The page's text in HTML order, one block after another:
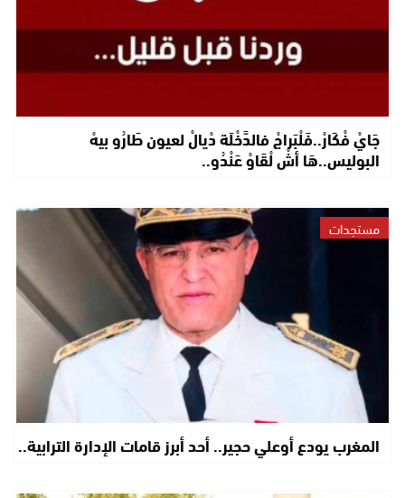
جَايْ فْكَارْ..فَلْبَراجْ فالدَّخْلَة دْيالْ لعيون طَارُو بيهْ
البوليس..هَا أشْ لْقَاوْ عَنْدُو..
مستجدات
المغرب يودع أوعلي حجير.. أحد أبرز قامات الإدارة الترابية..